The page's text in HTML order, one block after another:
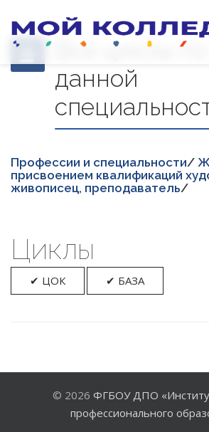
Все циклы по
данной
Професcии и специальности/
присвоением квалификаций
живописец, преподаватель/
Циклы
✔ ЦОК ✔ БАЗА
© 2026 ФГБОУ ДПО
профессионального